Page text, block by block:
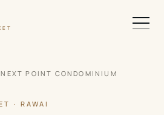
NEXT POINT CONDOMINIUM
· RAWAI